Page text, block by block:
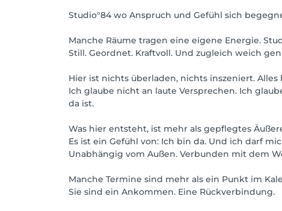
Studio°84 wo Anspruch und Gefühl sich
Manche Räume tragen eine eigene Energie.
Still. Geordnet. Kraftvoll. Und zugleich weich
Hier ist nichts überladen, nichts inszeniert.
Ich glaube nicht an laute Versprechen. Ich
da ist.
Was hier entsteht, ist mehr als gepflegtes
Es ist ein Gefühl von: Ich bin da. Und ich darf
Unabhängig vom Außen. Verbunden mit dem
Manche Termine sind mehr als ein Punkt im
Sie sind ein Ankommen. Eine Rückverbindung.